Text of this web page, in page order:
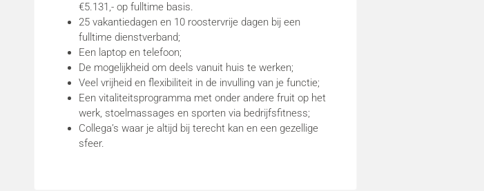
€5.131,- op fulltime basis.
25 vakantiedagen en 10 roostervrije dagen bij een
fulltime dienstverband;
Een laptop en telefoon;
De mogelijkheid om deels vanuit huis te werken;
Veel vrijheid en flexibiliteit in de invulling van je functie;
Een vitaliteitsprogramma met onder andere fruit op het
werk, stoelmassages en sporten via bedrijfsfitness;
Collega’s waar je altijd bij terecht kan en een gezellige
sfeer.